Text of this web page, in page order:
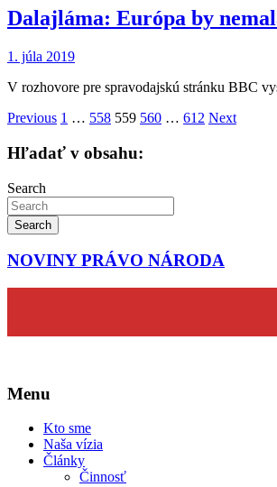
Dalajláma: Európa by
1. júla 2019
V rozhovore pre spravodajskú stránku BBC
Stránkovanie
príspevkov
Previous 1 … 558 559 560 … 612 Next
Hľadať v obsahu:
Search
Search
NOVINY PRÁVO NÁRODA
Menu
Kto sme
Naša vízia
Články
Činnosť